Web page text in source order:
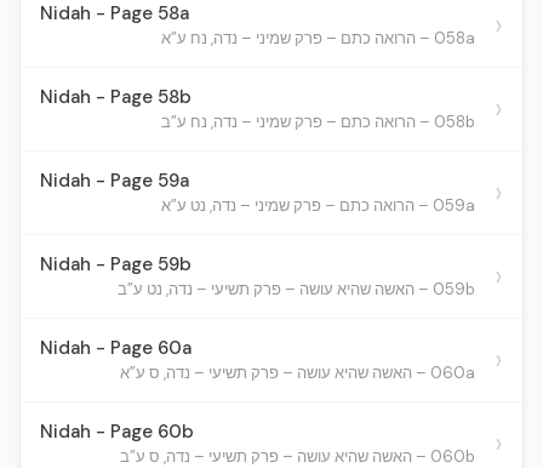
Nidah - Page 58a
058a – הרואה כתם – פרק שמיני – נדה, נח ע”א ›
Nidah - Page 58b
058b – הרואה כתם – פרק שמיני – נדה, נח ע”ב ›
Nidah - Page 59a
059a – הרואה כתם – פרק שמיני – נדה, נט ע”א ›
Nidah - Page 59b
059b – האשה שהיא עושה – פרק תשיעי – נדה, נט ע”ב ›
Nidah - Page 60a
060a – האשה שהיא עושה – פרק תשיעי – נדה, ס ע”א ›
Nidah - Page 60b
060b – האשה שהיא עושה – פרק תשיעי – נדה, ס ע”ב ›